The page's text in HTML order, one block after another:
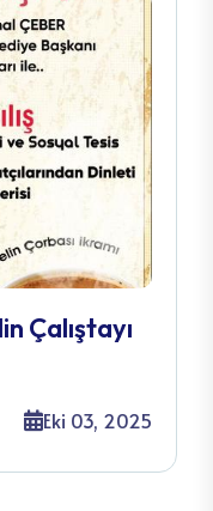
Çalıştayı
Eki 03, 2025